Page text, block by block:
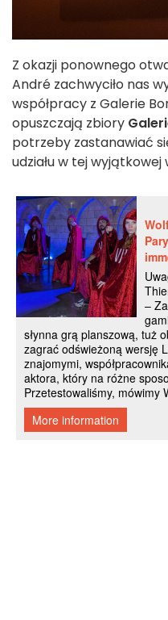
Z okazji ponownego
André zachwyciło nas
współpracy z Galerie
opuszczają zbiory
potrzeby zastanawiać
udziału w tej wyjątkowej